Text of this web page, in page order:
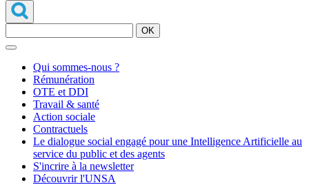
OK
Qui sommes-nous ?
Rémunération
OTE et DDI
Travail & santé
Action sociale
Contractuels
Le dialogue social engagé pour une Intelligence Artificielle au
service du public et des agents
S'incrire à la newsletter
Découvrir l'UNSA